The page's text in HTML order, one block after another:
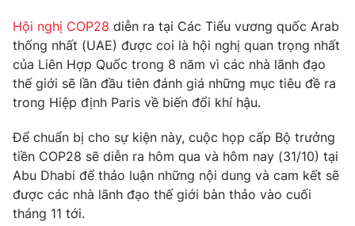
Câu chuyện quốc tế
Tài chính
Thị trường
Góc doanh nghiệp
Dữ liệu và đời sống
Truyền hình
Hậu trường
Nhân vật
Khán giả
Giải trí
Điện ảnh
Âm nhạc
Đời sống
Du lịch
Hội nghị COP28 diễn ra tại Các Tiểu vương quốc Arab
thống nhất (UAE) được coi là hội nghị quan trọng nhất
của Liên Hợp Quốc trong 8 năm vì các nhà lãnh đạo
thế giới sẽ lần đầu tiên đánh giá những mục tiêu đề ra
trong Hiệp định Paris về biến đổi khí hậu.
Để chuẩn bị cho sự kiện này, cuộc họp cấp Bộ trưởng
tiền COP28 sẽ diễn ra hôm qua và hôm nay (31/10) tại
Abu Dhabi để thảo luận những nội dung và cam kết sẽ
được các nhà lãnh đạo thế giới bàn thảo vào cuối
tháng 11 tới.